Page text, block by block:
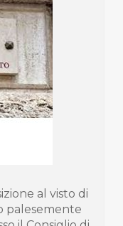
al visto di
palesemente